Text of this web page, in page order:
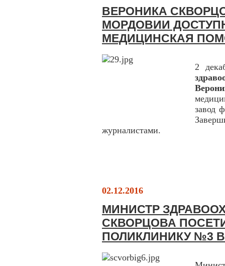
ВЕРОНИКА
МОРДОВИИ
МЕДИЦИНСКАЯ
2
завод
журналистами.
02.12.2016
МИНИСТР
СКВОРЦОВА
ПОЛИКЛИНИКУ №3